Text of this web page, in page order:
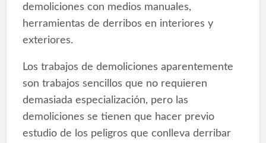
demoliciones con medios manuales,
herramientas de derribos en interiores y
exteriores.
Los trabajos de demoliciones aparentemente
son trabajos sencillos que no requieren
demasiada especialización, pero las
demoliciones se tienen que hacer previo
estudio de los peligros que conlleva derribar